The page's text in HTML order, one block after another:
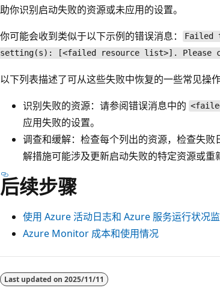
助你识别启动失败的资源或未应用的设置。
你可能会收到类似于以下示例的错误消息：
Failed
setting(s): [<failed resource list>]. Please
以下列表描述了可从这些失败中恢复的一些常见操作
识别失败的资源：请参阅错误消息中的
应用失败的设置。
调查和缓解：检查每个列出的资源，检查失
解措施可能涉及更新启动失败的特定资源或重
后续步骤
使用 Azure 活动日志和 Azure 服务运行状况
Azure Monitor 成本和使用情况
Last updated on 2025/11/11